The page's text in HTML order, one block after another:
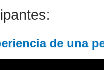
de una